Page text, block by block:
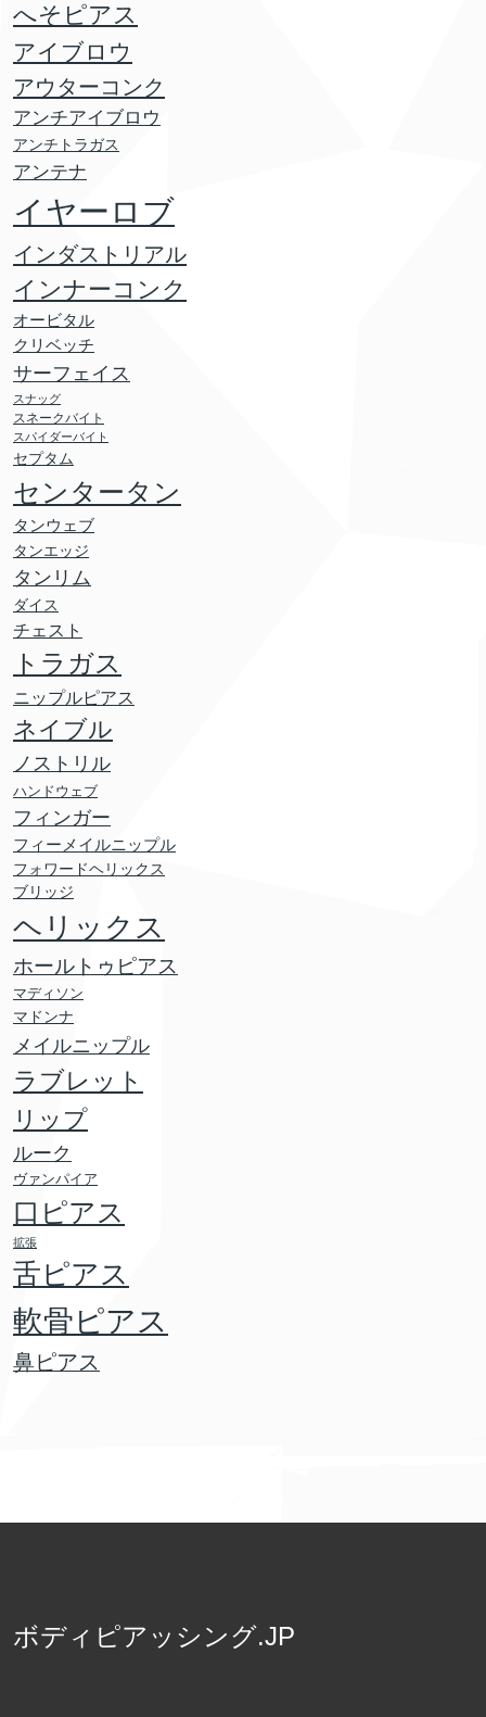
へそピアス
アイブロウ
アウターコンク
アンチアイブロウ
アンチトラガス
アンテナ
イヤーロブ
インダストリアル
インナーコンク
オービタル
クリベッチ
サーフェイス
スナッグ
スネークバイト
スパイダーバイト
セプタム
センタータン
タンウェブ
タンエッジ
タンリム
ダイス
チェスト
トラガス
ニップルピアス
ネイブル
ノストリル
ハンドウェブ
フィンガー
フィーメイルニップル
フォワードヘリックス
ブリッジ
ヘリックス
ホールトゥピアス
マディソン
マドンナ
メイルニップル
ラブレット
リップ
ルーク
ヴァンパイア
口ピアス
拡張
舌ピアス
軟骨ピアス
鼻ピアス
ボディピアッシング.JP